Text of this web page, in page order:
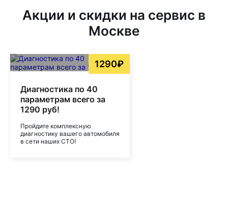
Акции и скидки на сервис в
Москве
1290₽
Диагностика по 40
параметрам всего за
1290 руб!
Пройдите комплексную
диагностику вашего автомобиля
в сети наших СТО!